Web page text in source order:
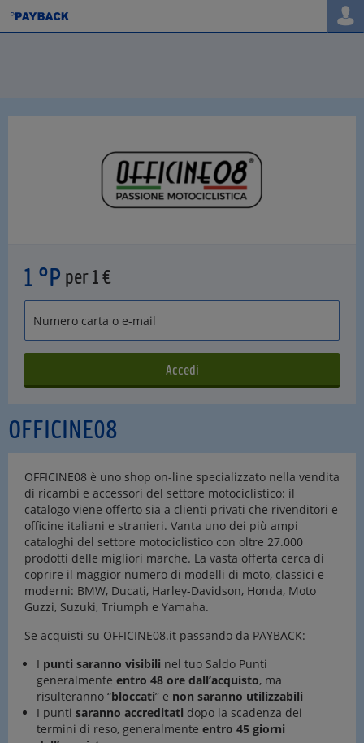
OFFICINE08
OFFICINE08 è uno shop on-line specializzato nella vendita
di ricambi e accessori del settore motociclistico: il
catalogo viene offerto sia a clienti privati che rivenditori e
officine italiani e stranieri. Vanta uno dei più ampi
cataloghi del settore motociclistico con oltre 27.000
prodotti delle migliori marche. La vasta offerta cerca di
coprire il maggior numero di modelli di moto, classici e
moderni: BMW, Ducati, Harley-Davidson, Honda, Moto
Guzzi, Suzuki, Triumph e Yamaha.
Se acquisti su OFFICINE08.it passando da PAYBACK:
I punti saranno visibili nel tuo Saldo Punti
generalmente entro 48 ore dall’acquisto, ma
risulteranno “bloccati” e non saranno utilizzabili
I punti saranno accreditati dopo la scadenza dei
termini di reso, generalmente entro 45 giorni
1 °P per 1 €